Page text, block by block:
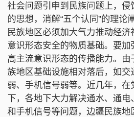
社会问题引申到民族问题上，侵
的思想，消解“五个认同”的理论
民族地区必须加大气力推动经
意识形态安全的物质基础。要加
高主流意识形态的传播能力。由
族地区基础设施相对落后，如交
弱、手机信号弱等。近几年，在
下，各地下大力解决通水、通
和手机信号等问题，边疆民族